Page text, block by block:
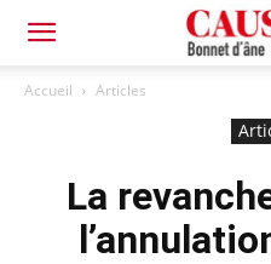
Bonnet
Accueil Articles
La